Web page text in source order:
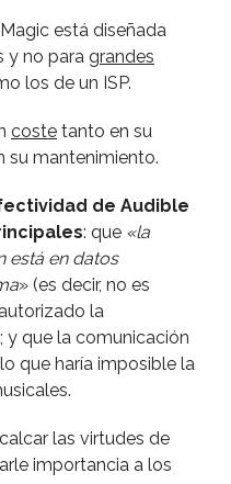
está diseñada
y no para grandes
los de un ISP.
coste tanto en su
su mantenimiento.
de Audible
: que «la
está en datos
» (es decir, no es
la
y que la comunicación
que harí­a imposible la
las virtudes de
importancia a los